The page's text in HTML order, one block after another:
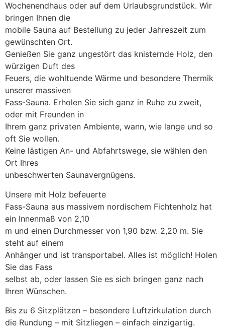
Wochenendhaus oder auf dem Urlaubsgrundstück. Wir
bringen Ihnen die
mobile Sauna auf Bestellung zu jeder Jahreszeit zum
gewünschten Ort.
Genießen Sie ganz ungestört das knisternde Holz, den
würzigen Duft des
Feuers, die wohltuende Wärme und besondere Thermik
unserer massiven
Fass-Sauna. Erholen Sie sich ganz in Ruhe zu zweit,
oder mit Freunden in
Ihrem ganz privaten Ambiente, wann, wie lange und so
oft Sie wollen.
Keine lästigen An- und Abfahrtswege, sie wählen den
Ort Ihres
unbeschwerten Saunavergnügens.
Unsere mit Holz befeuerte
Fass-Sauna aus massivem nordischem Fichtenholz hat
ein Innenmaß von 2,10
m und einen Durchmesser von 1,90 bzw. 2,20 m. Sie
steht auf einem
Anhänger und ist transportabel. Alles ist möglich! Holen
Sie das Fass
selbst ab, oder lassen Sie es sich bringen ganz nach
Ihren Wünschen.
Bis zu 6 Sitzplätzen – besondere Luftzirkulation durch
die Rundung – mit Sitzliegen – einfach einzigartig.